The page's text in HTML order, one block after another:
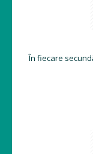
În fiecare